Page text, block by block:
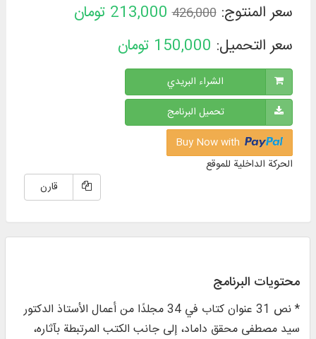
سعر المنتوج:426,000
213,000 تومان
سعر التحميل: 150,000 تومان
الشراء البريدي
تحميل البرنامج
الحركة الداخلية للموقع
قارن
محتويات البرنامج
* نص 31 عنوان كتاب في 34 مجلدًا من أعمال الأستاذ الدكتور
سيد مصطفى محقق داماد، إلى جانب الكتب المرتبطة بآثاره،